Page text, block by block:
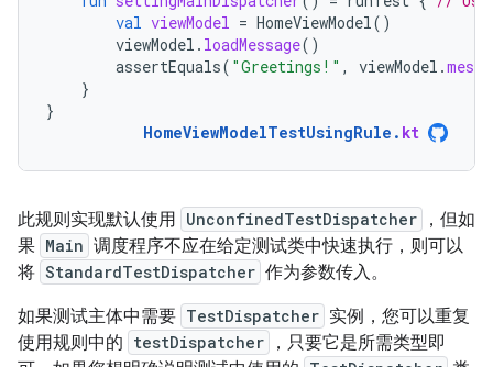
val viewModel = HomeViewModel()
viewModel . loadMessage()
assertEquals( "Greetings!" , viewModel .
}
}
HomeViewModelTestUsingRule . kt
此规则实现默认使用 UnconfinedTestDispatcher
，但如
果 Main 调度程序不应在给定测试类中快速执行，则可以
将 StandardTestDispatcher 作为参数传入。
如果测试主体中需要 TestDispatcher 实例，您可以重复
使用规则中的 testDispatcher
，只要它是所需类型即